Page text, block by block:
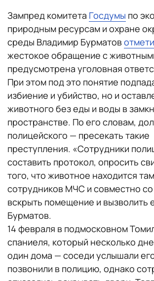
Зампред комитета Госдумы по
природным ресурсам и охране
среды Владимир Бурматов
жестокое обращение с
предусмотрена уголовная
При этом под это понятие
избиение и убийство, но и
животного без еды и воды в
пространстве. По его словам,
полицейского — пресекать такие
преступления. «Сотрудники
составить протокол, опросить
того, что животное находится
сотрудников МЧС и совместно
вскрыть помещение и вызволить
Бурматов.
14 февраля в подмосковном
спаниеля, который несколько
один дома — соседи услышали
позвонили в полицию, однако